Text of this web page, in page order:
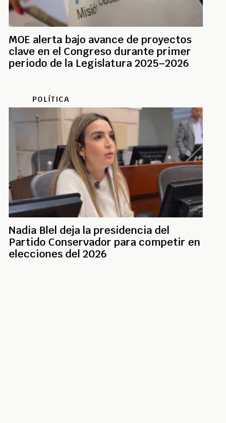
MOE alerta bajo avance de proyectos
clave en el Congreso durante primer
periodo de la Legislatura 2025–2026
POLÍTICA
Nadia Blel deja la presidencia del
Partido Conservador para competir en
elecciones del 2026